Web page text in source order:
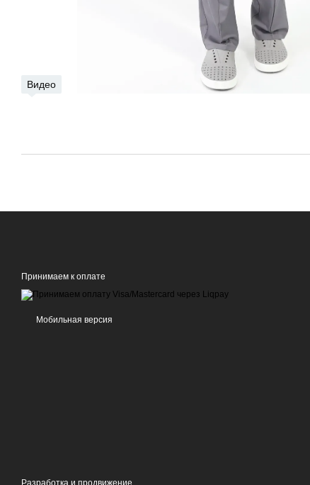
Видео
Принимаем к оплате
Мобильная версия
Разработка и продвижение